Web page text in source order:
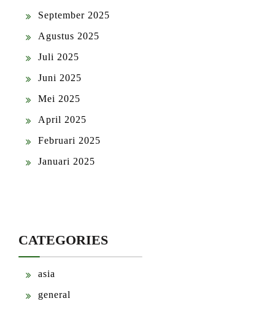
September 2025
Agustus 2025
Juli 2025
Juni 2025
Mei 2025
April 2025
Februari 2025
Januari 2025
CATEGORIES
asia
general